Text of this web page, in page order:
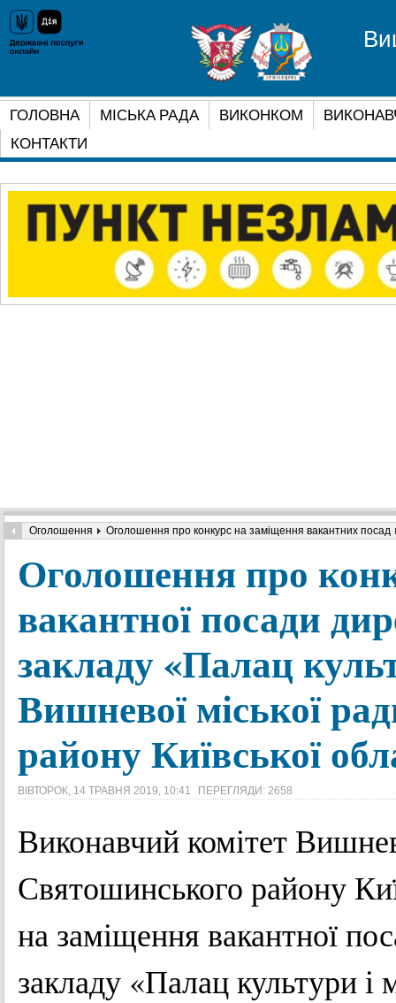
ГОЛОВНА МІСЬКА РАДА ВИКОНКОМ
КОНТАКТИ
Оголошення Оголошення про конкурс на заміщення вакантних посад
Оголошення про
вакантної посади
закладу «Палац
Вишневої міської
району Київської
ВІВТОРОК, 14 ТРАВНЯ 2019, 10:41 ПЕРЕГЛЯДИ: 2658
Виконавчий комітет
Святошинського району
на заміщення вакантної
закладу «Палац культури і